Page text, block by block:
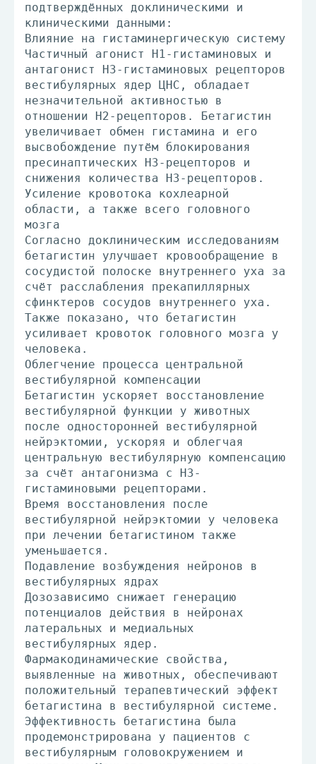
подтверждённых доклиническими и
клиническими данными:
Влияние на гистаминергическую систему
Частичный агонист H1-гистаминовых и
антагонист HЗ-гистаминовых рецепторов
вестибулярных ядер ЦНС, обладает
незначительной активностью в
отношении H2-рецепторов. Бетагистин
увеличивает обмен гистамина и его
высвобождение путём блокирования
пресинаптических HЗ-рецепторов и
снижения количества HЗ-рецепторов.
Усиление кровотока кохлеарной
области, а также всего головного
мозга
Согласно доклиническим исследованиям
бетагистин улучшает кровообращение в
сосудистой полоске внутреннего уха за
счёт расслабления прекапиллярных
сфинктеров сосудов внутреннего уха.
Также показано, что бетагистин
усиливает кровоток головного мозга у
человека.
Облегчение процесса центральной
вестибулярной компенсации
Бетагистин ускоряет восстановление
вестибулярной функции у животных
после односторонней вестибулярной
нейрэктомии, ускоряя и облегчая
центральную вестибулярную компенсацию
за счёт антагонизма с HЗ-
гистаминовыми рецепторами.
Время восстановления после
вестибулярной нейрэктомии у человека
при лечении бетагистином также
уменьшается.
Подавление возбуждения нейронов в
вестибулярных ядрах
Дозозависимо снижает генерацию
потенциалов действия в нейронах
латеральных и медиальных
вестибулярных ядер.
Фармакодинамические свойства,
выявленные на животных, обеспечивают
положительный терапевтический эффект
бетагистина в вестибулярной системе.
Эффективность бетагистина была
продемонстрирована у пациентов с
вестибулярным головокружением и